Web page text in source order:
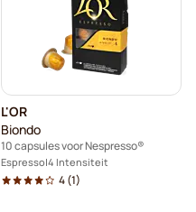
L'OR
Biondo
10 capsules voor Nespresso®
Espresso 4 Intensiteit
4(1)